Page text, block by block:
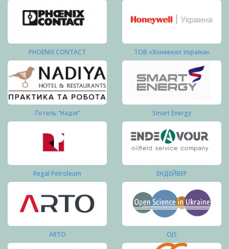
PHOENIX CONTACT ТОВ «Хоневелл Україна»
Готель “Надія” Smart Energy
Regal Petroleum ЕНДЕЙВЕР
ARTO OJS